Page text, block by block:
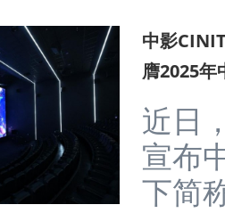
中影
膺2025年
近日
宣布
下简